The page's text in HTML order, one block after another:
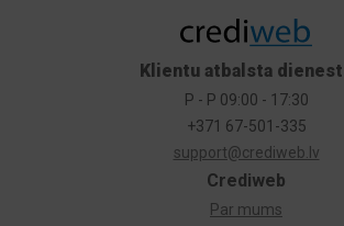
Crediweb
Par mums
Klientu atbalsta
P - P 09:00 - 17:30
+371 67-501-335
support@crediweb.lv